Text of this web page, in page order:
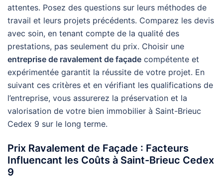
attentes. Posez des questions sur leurs méthodes de
travail et leurs projets précédents. Comparez les devis
avec soin, en tenant compte de la qualité des
prestations, pas seulement du prix. Choisir une
entreprise de ravalement de façade compétente et
expérimentée garantit la réussite de votre projet. En
suivant ces critères et en vérifiant les qualifications de
l’entreprise, vous assurerez la préservation et la
valorisation de votre bien immobilier à Saint-Brieuc
Cedex 9 sur le long terme.
Prix Ravalement de Façade : Facteurs
Influencant les Coûts à Saint-Brieuc Cedex
9